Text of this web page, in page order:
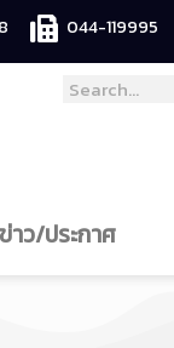
044-119995
ข่าว/ประกาศ